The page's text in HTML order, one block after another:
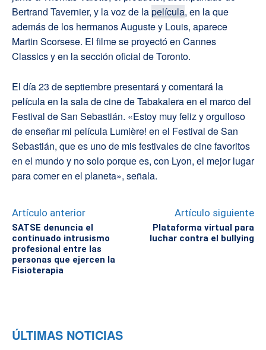
Bertrand Tavernier, y la voz de lapelícula, en la que
además de los hermanos Auguste y Louis, aparece
Martin Scorsese. El filme se proyectó en Cannes
Classics y en la sección oficial de Toronto.
El día 23 de septiembre presentará y comentará la
película en la sala de cine de Tabakalera en el marco del
Festival de San Sebastián. «Estoy muy feliz y orgulloso
de enseñar mi película Lumière! en el Festival de San
Sebastián, que es uno de mis festivales de cine favoritos
en el mundo y no solo porque es, con Lyon, el mejor lugar
para comer en el planeta», señala.
Artículo anterior
SATSE denuncia el
continuado intrusismo
profesional entre las
personas que ejercen la
Fisioterapia
Artículo siguiente
Plataforma virtual para
luchar contra el bullying
ÚLTIMAS NOTICIAS